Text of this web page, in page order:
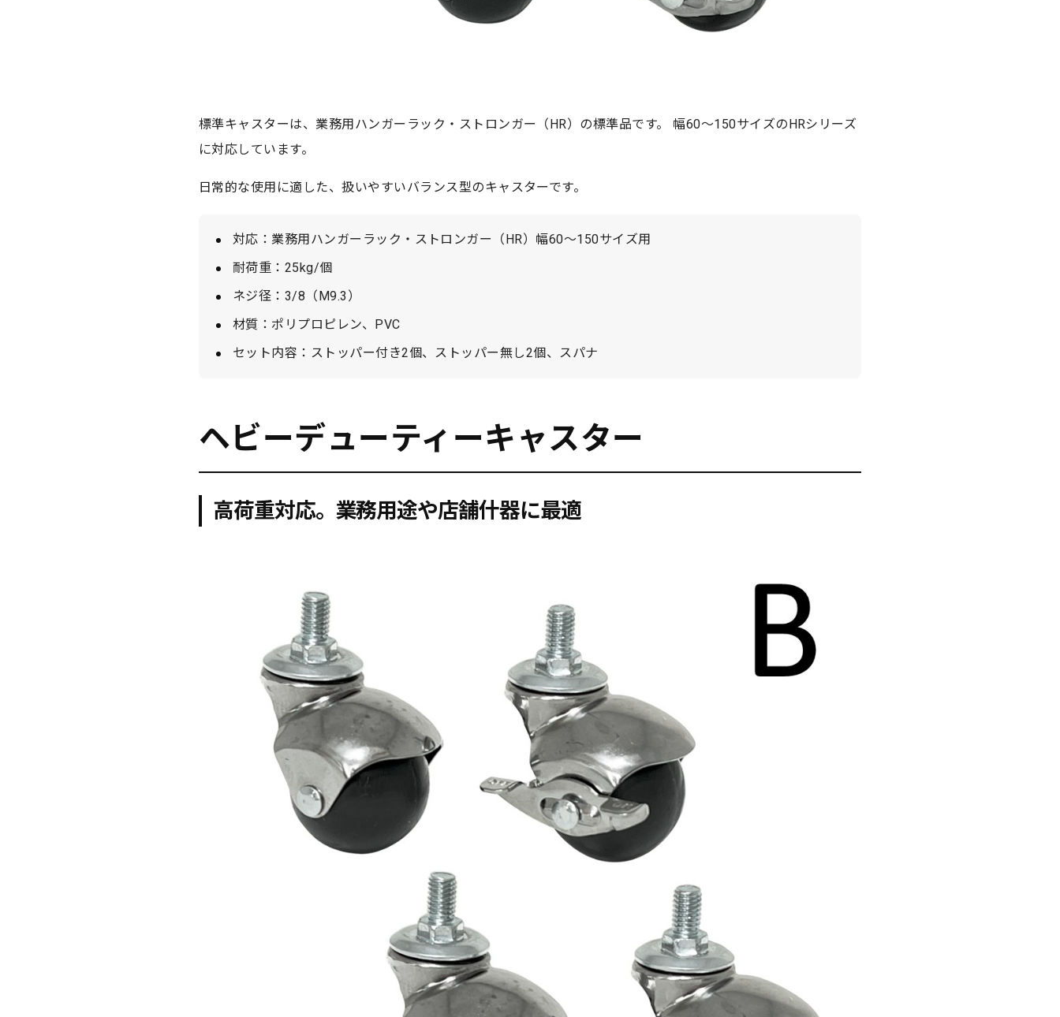
標準キャスターは、業務用ハンガーラック・ストロンガー（HR）の標準品です。 幅60〜150サイズのHRシリーズ
に対応しています。
日常的な使用に適した、扱いやすいバランス型のキャスターです。
対応：業務用ハンガーラック・ストロンガー（HR）幅60〜150サイズ用
耐荷重：25kg/個
ネジ径：3/8（M9.3）
材質：ポリプロピレン、PVC
セット内容：ストッパー付き2個、ストッパー無し2個、スパナ
ヘビーデューティーキャスター
高荷重対応。業務用途や店舗什器に最適